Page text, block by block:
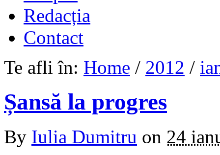
Redacția
Contact
Te afli în: Home / 2012 /
Șansă la progres
By Iulia Dumitru on 24